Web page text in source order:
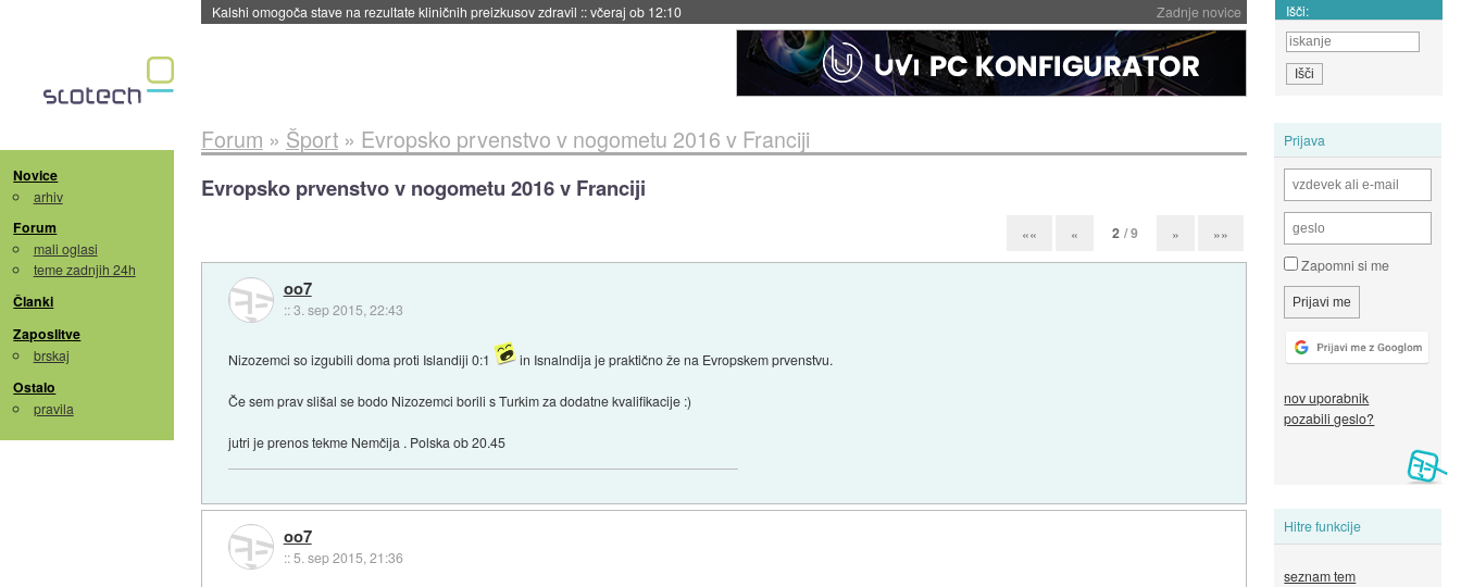
Zadnje novice
včeraj ob 11:37 Išči:
Novice
arhiv
Forum
mali oglasi
teme zadnjih 24h
Članki
Zaposlitve
brskaj
Ostalo
pravila
Prijava
Zapomni si me
nov uporabnik
pozabili geslo?
Hitre funkcije
seznam tem
Forum » Šport» Evropsko prvenstvo v nogometu 2016 v Franciji
Evropsko prvenstvo v nogometu 2016 v Franciji
«« « 2 / 9 » »»
oo7
::3. sep 2015, 22:43
Nizozemci so izgubili doma proti Islandiji 0:1 in Isnalndija je praktično že na Evropskem prvenstvu.
Če sem prav slišal se bodo Nizozemci borili s Turkim za dodatne kvalifikacije :)
jutri je prenos tekme Nemčija . Polska ob 20.45
oo7
::5. sep 2015, 21:36